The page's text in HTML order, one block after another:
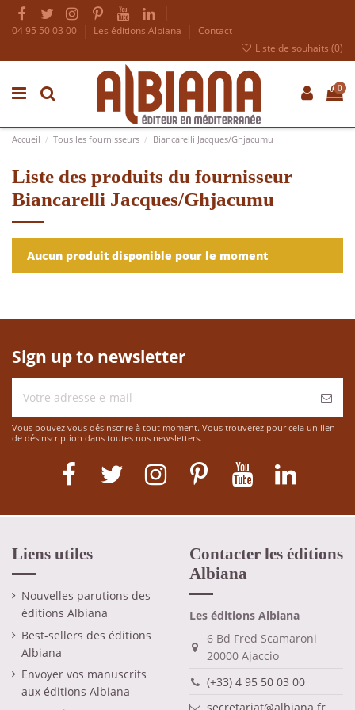
04 95 50 03 00 Les éditions Albiana
Contact
Liste de souhaits (0)
0
Accueil Tous les fournisseurs Biancarelli Jacques/Ghjacumu
Liste des produits du fournisseur
Biancarelli Jacques/Ghjacumu
Aucun produit disponible pour le moment
Sign up to newsletter
Vous pouvez vous désinscrire à tout moment. Vous trouverez pour cela un lien
de désinscription dans toutes nos newsletters.
Liens utiles
Nouvelles parutions des
éditions Albiana
Best-sellers des éditions
Albiana
Envoyer vos manuscrits
aux éditions Albiana
Contacter les éditions
Albiana
Les éditions Albiana
6 Bd Fred Scamaroni
20000 Ajaccio
(+33) 4 95 50 03 00